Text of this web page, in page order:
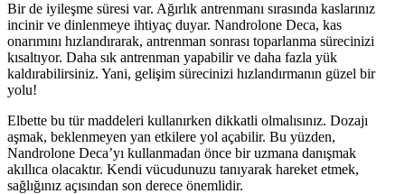
Bir de iyileşme süresi var. Ağırlık antrenmanı sırasında kaslarınız
incinir ve dinlenmeye ihtiyaç duyar. Nandrolone Deca, kas
onarımını hızlandırarak, antrenman sonrası toparlanma sürecinizi
kısaltıyor. Daha sık antrenman yapabilir ve daha fazla yük
kaldırabilirsiniz. Yani, gelişim sürecinizi hızlandırmanın güzel bir
yolu!
Elbette bu tür maddeleri kullanırken dikkatli olmalısınız. Dozajı
aşmak, beklenmeyen yan etkilere yol açabilir. Bu yüzden,
Nandrolone Deca’yı kullanmadan önce bir uzmana danışmak
akıllıca olacaktır. Kendi vücudunuzu tanıyarak hareket etmek,
sağlığınız açısından son derece önemlidir.